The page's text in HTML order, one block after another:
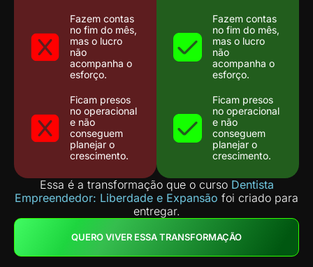
Fazem contas
no fim do mês,
mas o lucro
não
acompanha o
esforço.
Ficam presos
no operacional
e não
conseguem
planejar o
crescimento.
Fazem contas
no fim do mês,
mas o lucro
não
acompanha o
esforço.
Ficam presos
no operacional
e não
conseguem
planejar o
crescimento.
Essa é a transformação que o curso Dentista
Empreendedor: Liberdade e Expansão foi criado para
entregar.
QUERO VIVER ESSA TRANSFORMAÇÃO